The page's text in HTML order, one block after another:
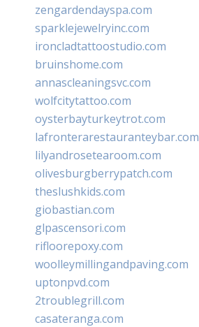
zengardendayspa.com
sparklejewelryinc.com
ironcladtattoostudio.com
bruinshome.com
annascleaningsvc.com
wolfcitytattoo.com
oysterbayturkeytrot.com
lafronterarestauranteybar.com
lilyandrosetearoom.com
olivesburgberrypatch.com
theslushkids.com
giobastian.com
glpascensori.com
rifloorepoxy.com
woolleymillingandpaving.com
uptonpvd.com
2troublegrill.com
casateranga.com